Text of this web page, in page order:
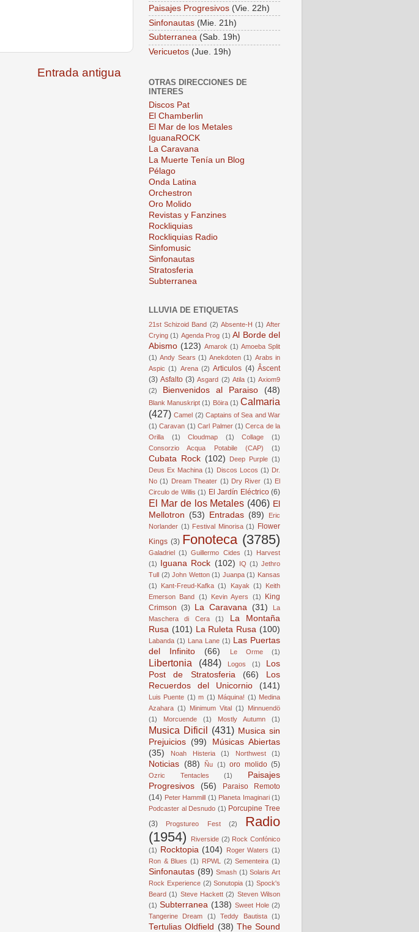
Entrada antigua
Paisajes Progresivos (Vie. 22h)
Sinfonautas (Mie. 21h)
Subterranea (Sab. 19h)
Vericuetos (Jue. 19h)
OTRAS DIRECCIONES DE
INTERES
Discos Pat
El Chamberlin
El Mar de los Metales
IguanaROCK
La Caravana
La Muerte Tenía un Blog
Pélago
Onda Latina
Orchestron
Oro Molido
Revistas y Fanzines
Rockliquias
Rockliquias Radio
Sinfomusic
Sinfonautas
Stratosferia
Subterranea
LLUVIA DE ETIQUETAS
21st Schizoid Band (2) Absente-H (1) After
Crying (1) Agenda Prog (1) Al Borde del
Abismo (123) Amarok (1) Amoeba Split
(1) Andy Sears (1) Anekdoten (1) Arabs in
Aspic (1) Arena (2) Articulos (4) Âscent
(3) Asfalto (3) Asgard (2) Atila (1) Axiom9
(2)
Bienvenidos al Paraiso (48)
Blank Manuskript (1) Böira (1) Calmaria
(427) Camel (2) Captains of Sea and War
(1) Caravan (1) Carl Palmer (1) Cerca de la
Orilla
(1) Cloudmap (1) Collage
(1)
Consorzio Acqua Potabile (CAP)
(1)
Cubata Rock (102) Deep Purple (1)
Deus Ex Machina (1) Discos Locos (1) Dr.
No (1) Dream Theater (1) Dry River (1) El
Circulo de Willis (1) El Jardín Eléctrico (6)
El Mar de los Metales (406) El
Mellotron (53) Entradas (89)
Eric
Norlander (1) Festival Minorisa (1) Flower
Kings (3) Fonoteca (3785)
Galadriel (1) Guillermo Cides (1)
Harvest
(1) Iguana Rock (102) IQ (1) Jethro
Tull (2) John Wetton (1) Juanpa (1) Kansas
(1)
Kant-Freud-Kafka (1) Kayak (1)
Keith
Emerson Band (1) Kevin Ayers (1)
King
Crimson (3) La Caravana (31)
La
Maschera di Cera
(1)
La Montaña
Rusa (101) La Ruleta Rusa (100)
Labanda (1) Lana Lane (1) Las Puertas
del Infinito
(66) Le Orme (1)
Libertonia (484) Logos (1)
Los
Post de Stratosferia
(66)
Los
Recuerdos del Unicornio
(141)
Luis Puente (1) m (1) Máquina! (1) Medina
Azahara (1) Minimum Vital (1)
Minnuendö
(1)
Morcuende (1) Mostly Autumn (1)
Musica Dificil (431) Musica sin
Prejuicios (99)
Músicas Abiertas
(35)
Noah Histeria (1) Northwest (1)
Noticias (88) Ñu (1) oro molido (5)
Ozric Tentacles (1)
Paisajes
Progresivos
(56)
Paraiso Remoto
(14) Peter Hammill (1) Planeta Imaginari (1)
Podcaster al Desnudo (1) Porcupine Tree
(3)
Progstureo Fest (2)
Radio
(1954)
Riverside (2) Rock Confónico
(1) Rocktopia (104) Roger Waters (1)
Ron & Blues (1) RPWL (2) Sementeira (1)
Sinfonautas (89) Smash (1) Solaris Art
Rock Experience (2) Sonutopia (1) Spock's
Beard (1) Steve Hackett (2) Steven Wilson
(1) Subterranea (138) Sweet Hole (2)
Tangerine Dream
(1) Teddy Bautista (1)
Tertulias Oldfield (38) The Sound